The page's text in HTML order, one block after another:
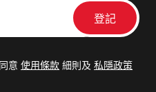
意 使用條款 細則及 私隱政策